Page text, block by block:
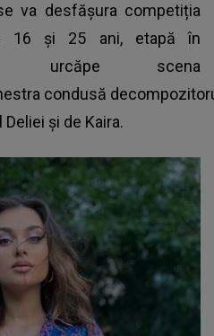
va desfășura competiția
16 și 25 ani, etapă în
urcăpe scena
condusă
și de Kaira.